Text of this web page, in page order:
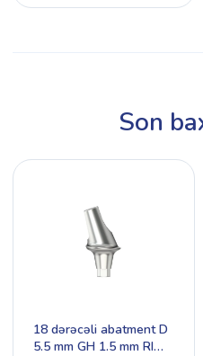
Son
18 dərəcəli abatment D
5.5 mm GH 1.5 mm RI